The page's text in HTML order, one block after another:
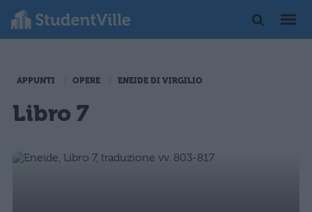
APPUNTI OPERE ENEIDE DI VIRGILIO
Libro 7